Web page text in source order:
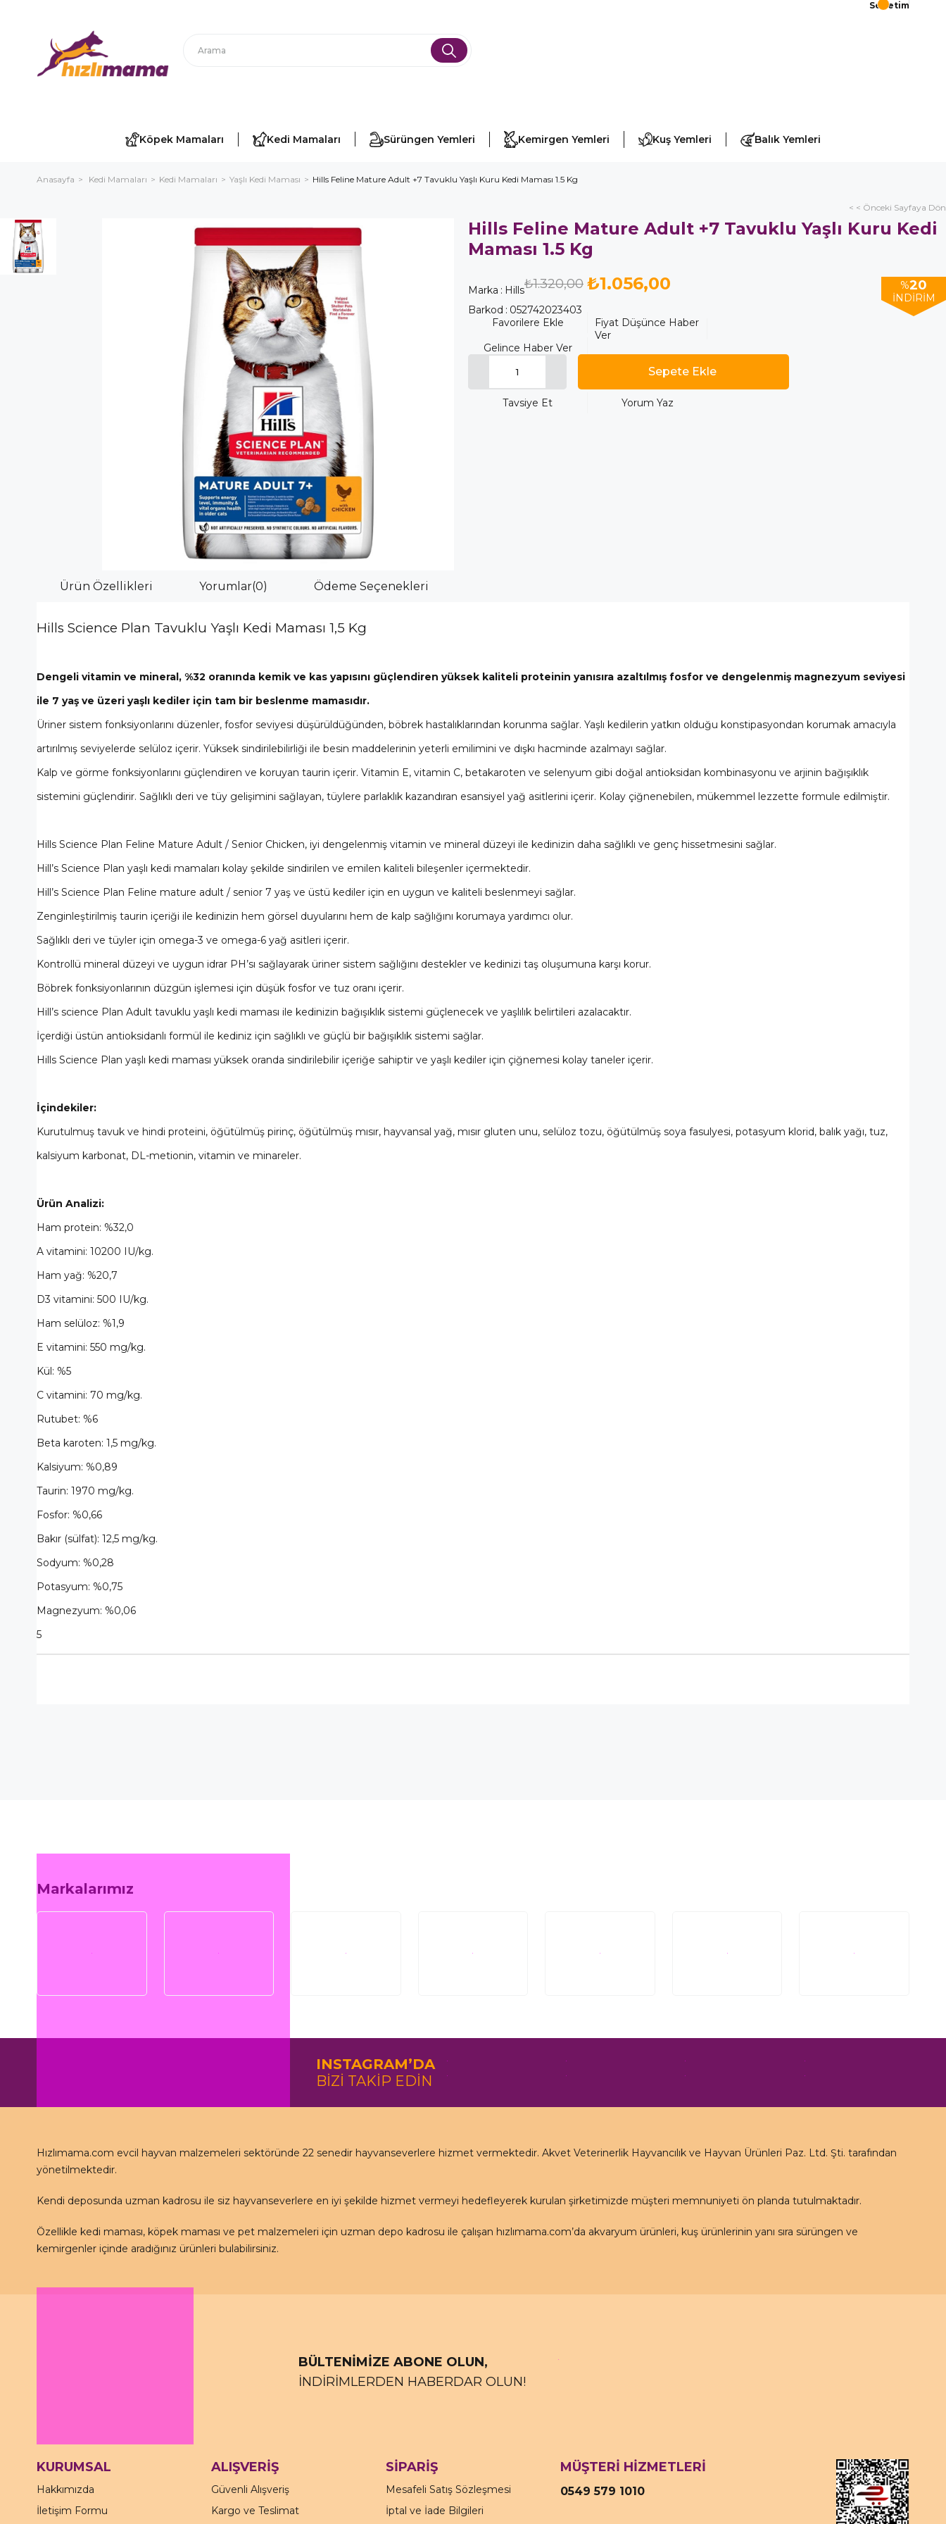
Sepetim
Köpek Mamaları Kedi Mamaları Sürüngen Yemleri Kemirgen Yemleri Kuş Yemleri Balık Yemleri
Anasayfa Kedi Mamaları Kedi Mamaları Yaşlı Kedi Maması Hills Feline Mature Adult +7 Tavuklu Yaşlı Kuru Kedi Maması 1.5 Kg
< < Önceki Sayfaya Dön
Hills Feline Mature Adult +7 Tavuklu Yaşlı Kuru Kedi
Maması 1.5 Kg
Marka : Hills %20
İNDIRIM
₺1.320,00 ₺1.056,00
Barkod : 052742023403
Favorilere Ekle
Fiyat Düşünce Haber
Ver
Gelince Haber Ver
Tavsiye Et Yorum Yaz
Ürün Özellikleri Yorumlar(0) Ödeme Seçenekleri
Hills Science Plan Tavuklu Yaşlı Kedi Maması 1,5 Kg
Dengeli vitamin ve mineral, %32 oranında kemik ve kas yapısını güçlendiren yüksek kaliteli proteinin yanısıra azaltılmış fosfor ve dengelenmiş magnezyum seviyesi
ile 7 yaş ve üzeri yaşlı kediler için tam bir beslenme mamasıdır.
Üriner sistem fonksiyonlarını düzenler, fosfor seviyesi düşürüldüğünden, böbrek hastalıklarından korunma sağlar. Yaşlı kedilerin yatkın olduğu konstipasyondan korumak amacıyla
artırılmış seviyelerde selüloz içerir. Yüksek sindirilebilirliği ile besin maddelerinin yeterli emilimini ve dışkı hacminde azalmayı sağlar.
Kalp ve görme fonksiyonlarını güçlendiren ve koruyan taurin içerir. Vitamin E, vitamin C, betakaroten ve selenyum gibi doğal antioksidan kombinasyonu ve arjinin bağışıklık
sistemini güçlendirir. Sağlıklı deri ve tüy gelişimini sağlayan, tüylere parlaklık kazandıran esansiyel yağ asitlerini içerir. Kolay çiğnenebilen, mükemmel lezzette formule edilmiştir.
Hills Science Plan Feline Mature Adult / Senior Chicken, iyi dengelenmiş vitamin ve mineral düzeyi ile kedinizin daha sağlıklı ve genç hissetmesini sağlar.
Hill’s Science Plan yaşlı kedi mamaları kolay şekilde sindirilen ve emilen kaliteli bileşenler içermektedir.
Hill’s Science Plan Feline mature adult / senior 7 yaş ve üstü kediler için en uygun ve kaliteli beslenmeyi sağlar.
Zenginleştirilmiş taurin içeriği ile kedinizin hem görsel duyularını hem de kalp sağlığını korumaya yardımcı olur.
Sağlıklı deri ve tüyler için omega-3 ve omega-6 yağ asitleri içerir.
Kontrollü mineral düzeyi ve uygun idrar PH’sı sağlayarak üriner sistem sağlığını destekler ve kedinizi taş oluşumuna karşı korur.
Böbrek fonksiyonlarının düzgün işlemesi için düşük fosfor ve tuz oranı içerir.
Hill’s science Plan Adult tavuklu yaşlı kedi maması ile kedinizin bağışıklık sistemi güçlenecek ve yaşlılık belirtileri azalacaktır.
İçerdiği üstün antioksidanlı formül ile kediniz için sağlıklı ve güçlü bir bağışıklık sistemi sağlar.
Hills Science Plan yaşlı kedi maması yüksek oranda sindirilebilir içeriğe sahiptir ve yaşlı kediler için çiğnemesi kolay taneler içerir.
İçindekiler:
Kurutulmuş tavuk ve hindi proteini, öğütülmüş pirinç, öğütülmüş mısır, hayvansal yağ, mısır gluten unu, selüloz tozu, öğütülmüş soya fasulyesi, potasyum klorid, balık yağı, tuz,
kalsiyum karbonat, DL-metionin, vitamin ve minareler.
Ürün Analizi:
Ham protein: %32,0
A vitamini: 10200 IU/kg.
Ham yağ: %20,7
D3 vitamini: 500 IU/kg.
Ham selüloz: %1,9
E vitamini: 550 mg/kg.
Kül: %5
C vitamini: 70 mg/kg.
Rutubet: %6
Beta karoten: 1,5 mg/kg.
Kalsiyum: %0,89
Taurin: 1970 mg/kg.
Fosfor: %0,66
Bakır (sülfat): 12,5 mg/kg.
Sodyum: %0,28
Potasyum: %0,75
Magnezyum: %0,06
5
Markalarımız
INSTAGRAM’DA
BİZİ TAKİP EDİN
Hızlımama.com evcil hayvan malzemeleri sektöründe 22 senedir hayvanseverlere hizmet vermektedir. Akvet Veterinerlik Hayvancılık ve Hayvan Ürünleri Paz. Ltd. Şti. tarafından
yönetilmektedir.
Kendi deposunda uzman kadrosu ile siz hayvanseverlere en iyi şekilde hizmet vermeyi hedefleyerek kurulan şirketimizde müşteri memnuniyeti ön planda tutulmaktadır.
Özellikle kedi maması, köpek maması ve pet malzemeleri için uzman depo kadrosu ile çalışan hızlımama.com’da akvaryum ürünleri, kuş ürünlerinin yanı sıra sürüngen ve
kemirgenler içinde aradığınız ürünleri bulabilirsiniz.
BÜLTENİMİZE ABONE OLUN,
İNDİRİMLERDEN HABERDAR OLUN!
KURUMSAL
Hakkımızda
İletişim Formu
ALIŞVERİŞ
Güvenli Alışveriş
Kargo ve Teslimat
SİPARİŞ
Mesafeli Satış Sözleşmesi
İptal ve İade Bilgileri
MÜŞTERİ HİZMETLERİ
0549 579 1010